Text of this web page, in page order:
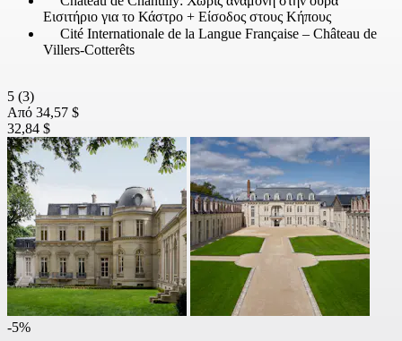
Εισιτήριο για το Κάστρο + Είσοδος στους Κήπους
Cité Internationale de la Langue Française – Château de
Villers-Cotterêts
5 (3)
Από 34,57 $
32,84 $
-5%